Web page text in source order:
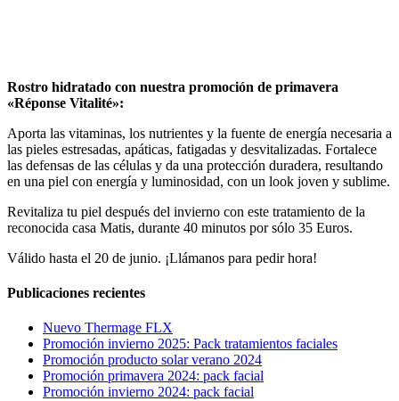
Rostro hidratado con nuestra promoción de primavera
«Réponse Vitalité»:
Aporta las vitaminas, los nutrientes y la fuente de energía necesaria a
las pieles estresadas, apáticas, fatigadas y desvitalizadas. Fortalece
las defensas de las células y da una protección duradera, resultando
en una piel con energía y luminosidad, con un look joven y sublime.
Revitaliza tu piel después del invierno con este tratamiento de la
reconocida casa Matis, durante 40 minutos por sólo 35 Euros.
Válido hasta el 20 de junio. ¡Llámanos para pedir hora!
Publicaciones recientes
Nuevo Thermage FLX
Promoción invierno 2025: Pack tratamientos faciales
Promoción producto solar verano 2024
Promoción primavera 2024: pack facial
Promoción invierno 2024: pack facial